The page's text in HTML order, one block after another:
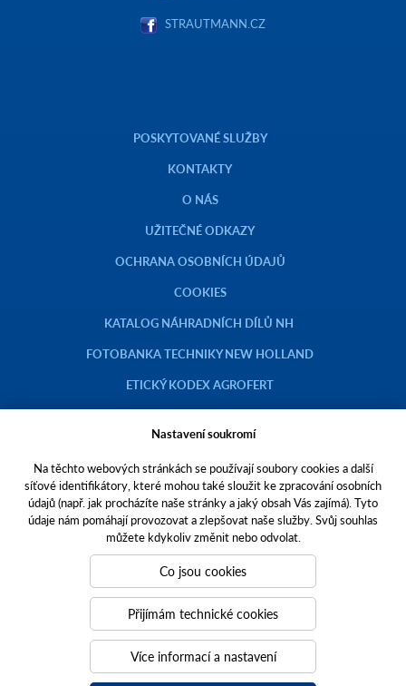
STRAUTMANN.CZ
POSKYTOVANÉ SLUŽBY
KONTAKTY
O NÁS
UŽITEČNÉ ODKAZY
OCHRANA OSOBNÍCH ÚDAJŮ
COOKIES
KATALOG NÁHRADNÍCH DÍLŮ NH
FOTOBANKA TECHNIKY NEW HOLLAND
ETICKÝ KODEX AGROFERT
Copyright © 2023 AGROTEC a.s.
Toto jsou internetové stránky společnosti AGROTEC a. s., se sídlem v
Hustopečích, Brněnská 74, PSČ 69301, IČO 00544957,
zapsané v OR vedeném Krajským soudem v Brně, oddíl B, vložka 138.
Společnost AGROTEC a.s. je členem koncernu AGROFERT řízeného
společností AGROFERT, a.s.,
IČO 26185610, se sídlem na adrese Pyšelská 2327/2, Chodov, 149 00
Praha 4.
webové portály, které vám pomáhají růst. Jsme
PUXdesign.
Nastavení soukromí
Na těchto webových stránkách se používají soubory cookies a další
síťové identifikátory, které mohou také sloužit ke zpracování osobních
údajů (např. jak procházíte naše stránky a jaký obsah Vás zajímá). Tyto
údaje nám pomáhají provozovat a zlepšovat naše služby. Svůj souhlas
můžete kdykoliv změnit nebo odvolat.
Co jsou cookies
Přijímám technické cookies
Více informací a nastavení